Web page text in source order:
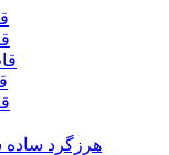
هرزگرد